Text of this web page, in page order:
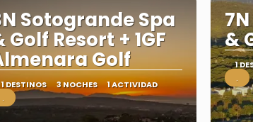
Sotogrande Spa
Golf Resort + 1GF
Golf
1 DESTINOS 3 NOCHES 1 ACTIVIDAD
.
&
1
.